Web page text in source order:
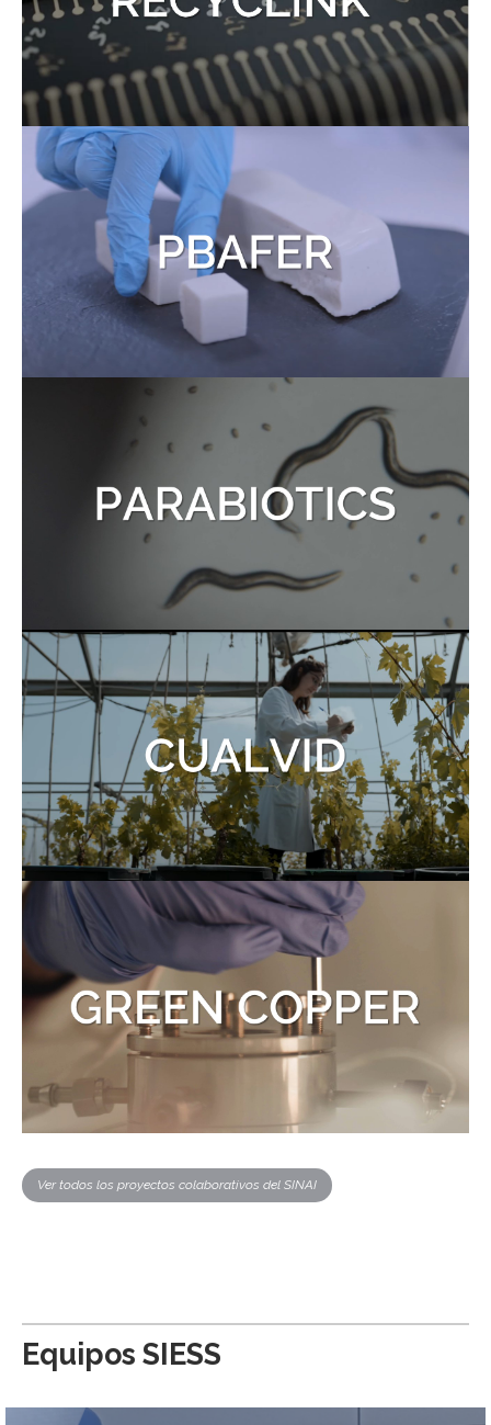
Ver todos los proyectos colaborativos del SINAI
Equipos SIESS